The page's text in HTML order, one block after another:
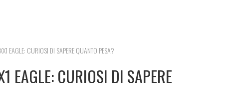
EAGLE: CURIOSI DI SAPERE QUANTO PESA?
EAGLE: CURIOSI DI SAPERE